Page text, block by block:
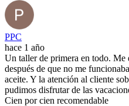
PPC
hace 1 año
Un taller de primera en todo. Me
después de que no me
aceite. Y la atención al cliente
pudimos disfrutar de las
Cien por cien recomendable